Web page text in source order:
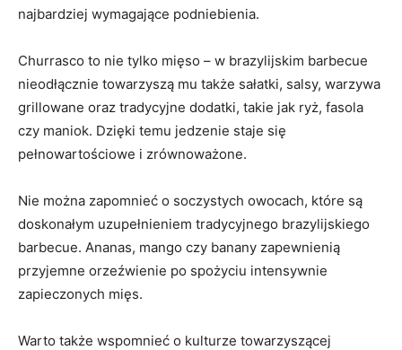
najbardziej wymagające podniebienia.
Churrasco ⁢to nie tylko mięso – w brazylijskim barbecue
nieodłącznie towarzyszą mu także sałatki, salsy, warzywa
grillowane oraz tradycyjne‌ dodatki, takie jak ryż, fasola
czy maniok. Dzięki temu jedzenie⁣ staje się
pełnowartościowe i ‌zrównoważone.
Nie można zapomnieć o soczystych owocach, które są
doskonałym uzupełnieniem tradycyjnego brazylijskiego
barbecue. Ananas, mango czy banany zapewnienią​
przyjemne orzeźwienie po spożyciu intensywnie
zapieczonych mięs.
Warto także wspomnieć o kulturze⁤ towarzyszącej